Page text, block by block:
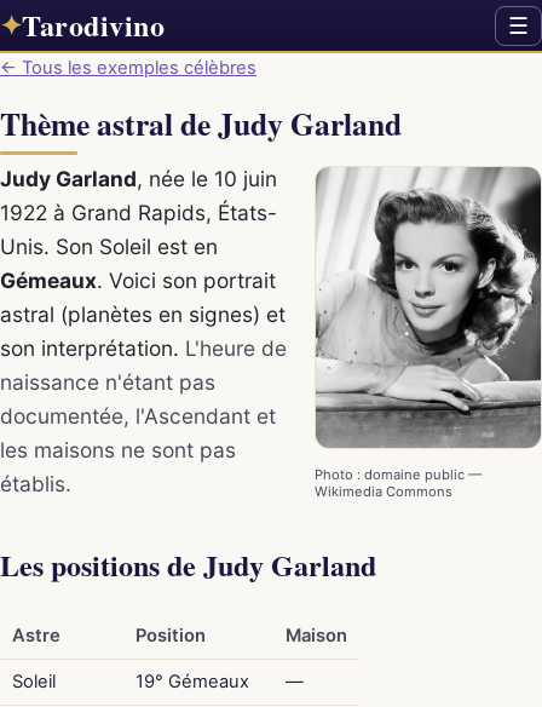
✦Tarodivino ☰
← Tous les exemples célèbres
Thème astral de Judy Garland
Photo : domaine public —
Wikimedia Commons
Judy Garland, née le 10 juin
1922 à Grand Rapids, États-
Unis. Son Soleil est en
Gémeaux. Voici son portrait
astral (planètes en signes) et
son interprétation. L'heure de
naissance n'étant pas
documentée, l'Ascendant et
les maisons ne sont pas
établis.
Les positions de Judy Garland
Astre Position Maison
Soleil 19° Gémeaux —